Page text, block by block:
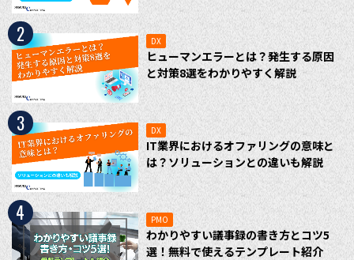
2 DX
ヒューマンエラーとは？発生する原因
と対策8選をわかりやすく解説
3 DX
IT業界におけるオファリングの意味と
は？ソリューションとの違いも解説
4 PMO
わかりやすい議事録の書き方とコツ5
選！無料で使えるテンプレート紹介